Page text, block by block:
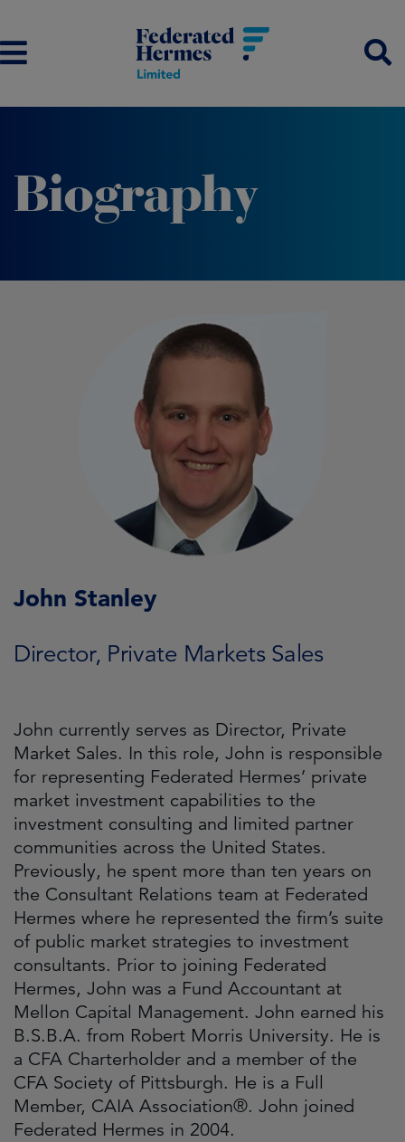
Biography
John Stanley
Director, Private Markets Sales
John currently serves as Director, Private
Market Sales. In this role, John is responsible
for representing Federated Hermes’ private
market investment capabilities to the
investment consulting and limited partner
communities across the United States.
Previously, he spent more than ten years on
the Consultant Relations team at Federated
Hermes where he represented the firm’s suite
of public market strategies to investment
consultants. Prior to joining Federated
Hermes, John was a Fund Accountant at
Mellon Capital Management. John earned his
B.S.B.A. from Robert Morris University. He is
a CFA Charterholder and a member of the
CFA Society of Pittsburgh. He is a Full
Member, CAIA Association®. John joined
Federated Hermes in 2004.